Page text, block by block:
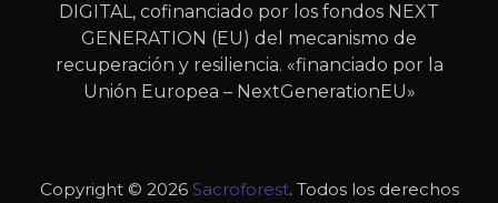
DIGITAL, cofinanciado por los fondos NEXT
GENERATION (EU) del mecanismo de
recuperación y resiliencia. «financiado por la
Unión Europea – NextGenerationEU»
Copyright © 2026 Sacroforest. Todos los derechos